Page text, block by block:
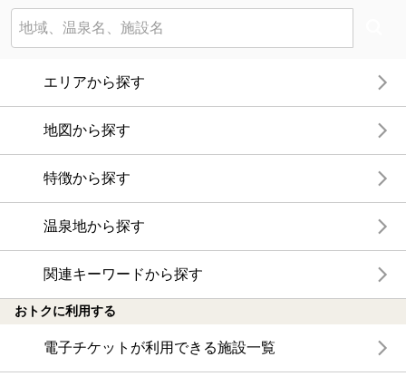
エリアから探す
地図から探す
特徴から探す
温泉地から探す
関連キーワードから探す
おトクに利用する
電子チケットが利用できる施設一覧